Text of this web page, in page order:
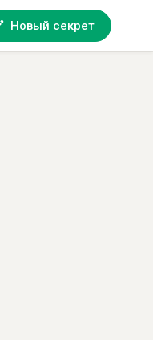
Новый секрет